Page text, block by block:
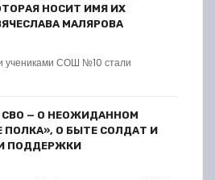
НОСИТ ИМЯ ИХ
МАЛЯРОВА
учениками СОШ №10 стали
СВО — О НЕОЖИДАННОМ
ПОЛКА», О БЫТЕ СОЛДАТ И
ПОДДЕРЖКИ